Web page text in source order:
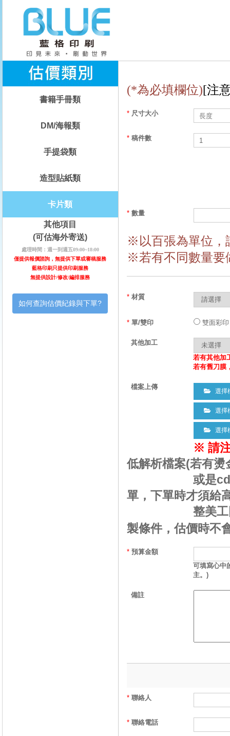
書籍手冊類
DM/海報類
手提袋類
造型貼紙類
卡片類
其他項目
(可估海外寄送)
處理時間：週一到週五09:00~18:00
僅提供報價諮詢，無提供下單或審稿服務
藍格印刷只提供印刷服務
無提供設計/修改/編排服務
如何查詢估價紀錄與下單?
(*為必填欄位)[注
* 尺寸大小
* 稿件數
* 數量
※以百張為單位，
※若有不同數量要
* 材質
* 單/雙印 雙面彩
其他加工
若有其他加
若有舊刀膜
檔案上傳
選擇
選擇
選擇
※ 請
低解析檔案(若有
或是
單，下單時才須給
整美
製條件，估價時不
* 預算金額
可填寫心中
主。)
備註
* 聯絡人
* 聯絡電話